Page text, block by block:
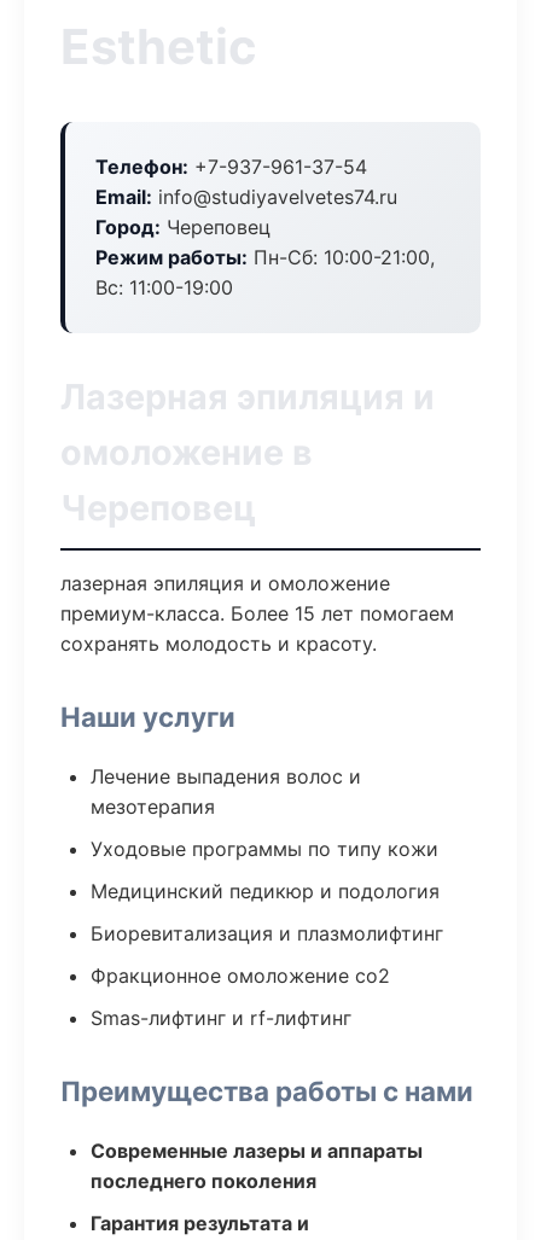
Esthetic
Телефон: +7-937-961-37-54
Email: info@studiyavelvetes74.ru
Город: Череповец
Режим работы: Пн-Сб: 10:00-21:00,
Вс: 11:00-19:00
Лазерная эпиляция и
омоложение в
Череповец
лазерная эпиляция и омоложение
премиум-класса. Более 15 лет помогаем
сохранять молодость и красоту.
Наши услуги
Лечение выпадения волос и
мезотерапия
Уходовые программы по типу кожи
Медицинский педикюр и подология
Биоревитализация и плазмолифтинг
Фракционное омоложение co2
Smas-лифтинг и rf-лифтинг
Преимущества работы с нами
Современные лазеры и аппараты
последнего поколения
Гарантия результата и